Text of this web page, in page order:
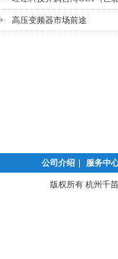
高压变频器市场前途
公司介绍 服务中
版权所有 杭州千